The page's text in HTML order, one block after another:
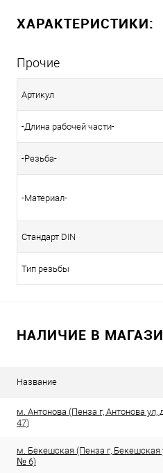
ХАРАКТЕРИСТИКИ:
Прочие
Артикул
-Длина рабочей части-
-Резьба-
-Материал-
Стандарт DIN
Тип резьбы
НАЛИЧИЕ В
Название
м. Антонова (Пенза г, Антонова
47)
м. Бекешская (Пенза г, Бекешская
№ 6)